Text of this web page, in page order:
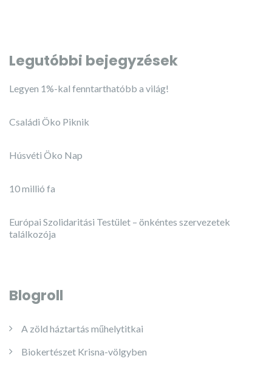
Legutóbbi bejegyzések
Legyen 1%-kal fenntarthatóbb a világ!
Családi Öko Piknik
Húsvéti Öko Nap
10 millió fa
Európai Szolidaritási Testület – önkéntes szervezetek
találkozója
Blogroll
A zöld háztartás műhelytitkai
Biokertészet Krisna-völgyben